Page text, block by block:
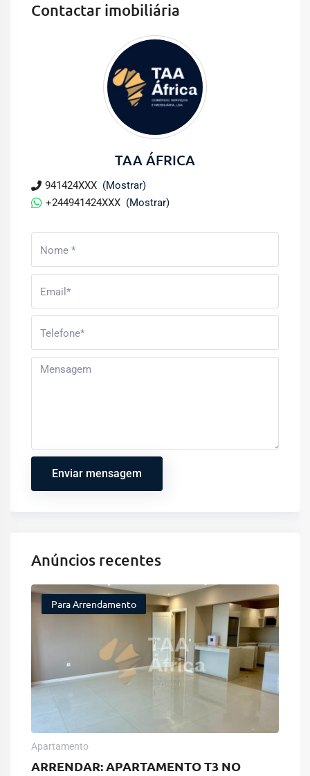
Contactar imobiliária
TAA ÁFRICA
941424XXX (Mostrar)
+244941424XXX (Mostrar)
Enviar mensagem
Anúncios recentes
Para Arrendamento
Apartamento
ARRENDAR: APARTAMENTO T3 NO